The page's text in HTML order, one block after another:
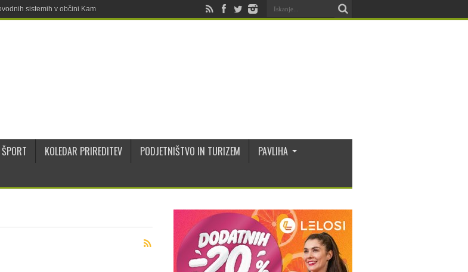
sistemih v občini Kamnik
ŠPORT KOLEDAR PRIREDITEV PODJETNIŠTVO IN TURIZEM
PAVLIHA